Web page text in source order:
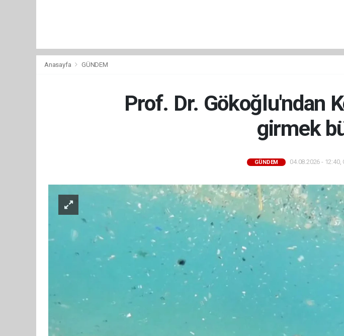
Anasayfa GÜNDEM
Prof. Dr. Gökoğlu'ndan
girmek
GÜNDEM 04.08.2026 -